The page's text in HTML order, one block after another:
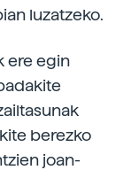
luzatzeko.
ere egin
berezko
joan-